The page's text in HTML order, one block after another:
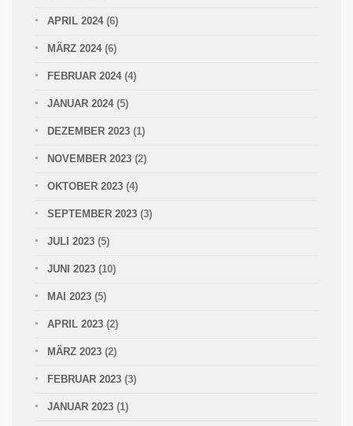
APRIL 2024 (6)
MÄRZ 2024 (6)
FEBRUAR 2024 (4)
JANUAR 2024 (5)
DEZEMBER 2023 (1)
NOVEMBER 2023 (2)
OKTOBER 2023 (4)
SEPTEMBER 2023 (3)
JULI 2023 (5)
JUNI 2023 (10)
MAI 2023 (5)
APRIL 2023 (2)
MÄRZ 2023 (2)
FEBRUAR 2023 (3)
JANUAR 2023 (1)